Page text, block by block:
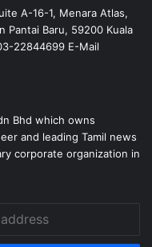
A-16-1, Menara Atlas,
Pantai Baru, 59200 Kuala
22844699 E-Mail
Bhd which owns
and leading Tamil news
corporate organization in